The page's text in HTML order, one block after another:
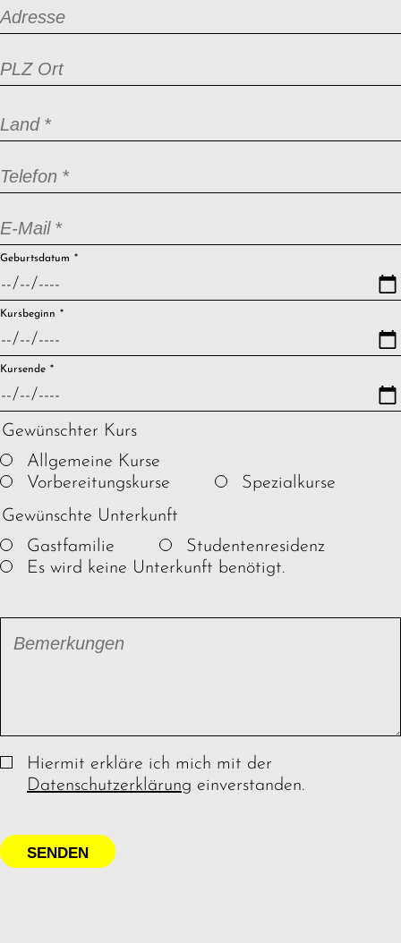
Adresse
PLZ Ort
Pflichtfeld
Land *
Pflichtfeld
Telefon *
Pflichtfeld
E-Mail *
Pflichtfeld
Geburtsdatum *
Pflichtfeld
Kursbeginn *
Pflichtfeld
Kursende *
Gewünschter Kurs
Allgemeine Kurse
Vorbereitungskurse
Spezialkurse
Gewünschte Unterkunft
Gastfamilie
Studentenresidenz
Es wird keine Unterkunft benötigt.
Bemerkungen
Hiermit erkläre ich mich mit der
Datenschutzerklärung einverstanden.
SENDEN